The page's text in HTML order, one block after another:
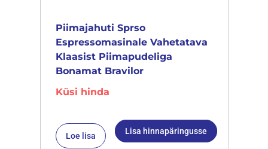
Piimajahuti Sprso
Espressomasinale Vahetatava
Klaasist Piimapudeliga
Bonamat Bravilor
Küsi hinda
Loe lisa Lisa hinnapäringusse